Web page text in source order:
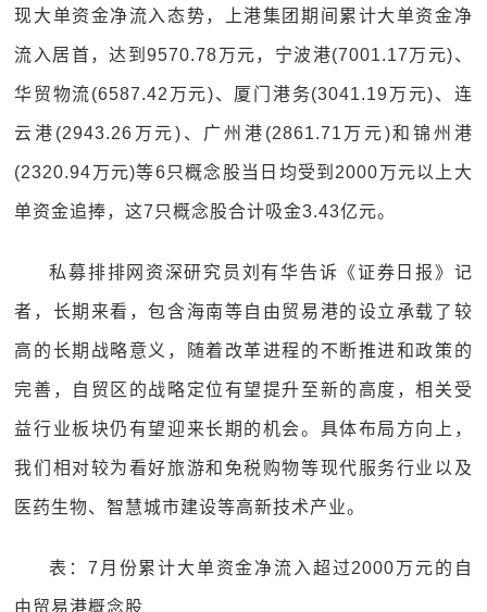
现大单资金净流入态势，上港集团期间累计大单资金净
流入居首，达到9570.78万元，宁波港(7001.17万元)、
华贸物流(6587.42万元)、厦门港务(3041.19万元)、连
云港(2943.26万元)、广州港(2861.71万元)和锦州港
(2320.94万元)等6只概念股当日均受到2000万元以上大
单资金追捧，这7只概念股合计吸金3.43亿元。
私募排排网资深研究员刘有华告诉《证券日报》记
者，长期来看，包含海南等自由贸易港的设立承载了较
高的长期战略意义，随着改革进程的不断推进和政策的
完善，自贸区的战略定位有望提升至新的高度，相关受
益行业板块仍有望迎来长期的机会。具体布局方向上，
我们相对较为看好旅游和免税购物等现代服务行业以及
医药生物、智慧城市建设等高新技术产业。
表：7月份累计大单资金净流入超过2000万元的自
由贸易港概念股